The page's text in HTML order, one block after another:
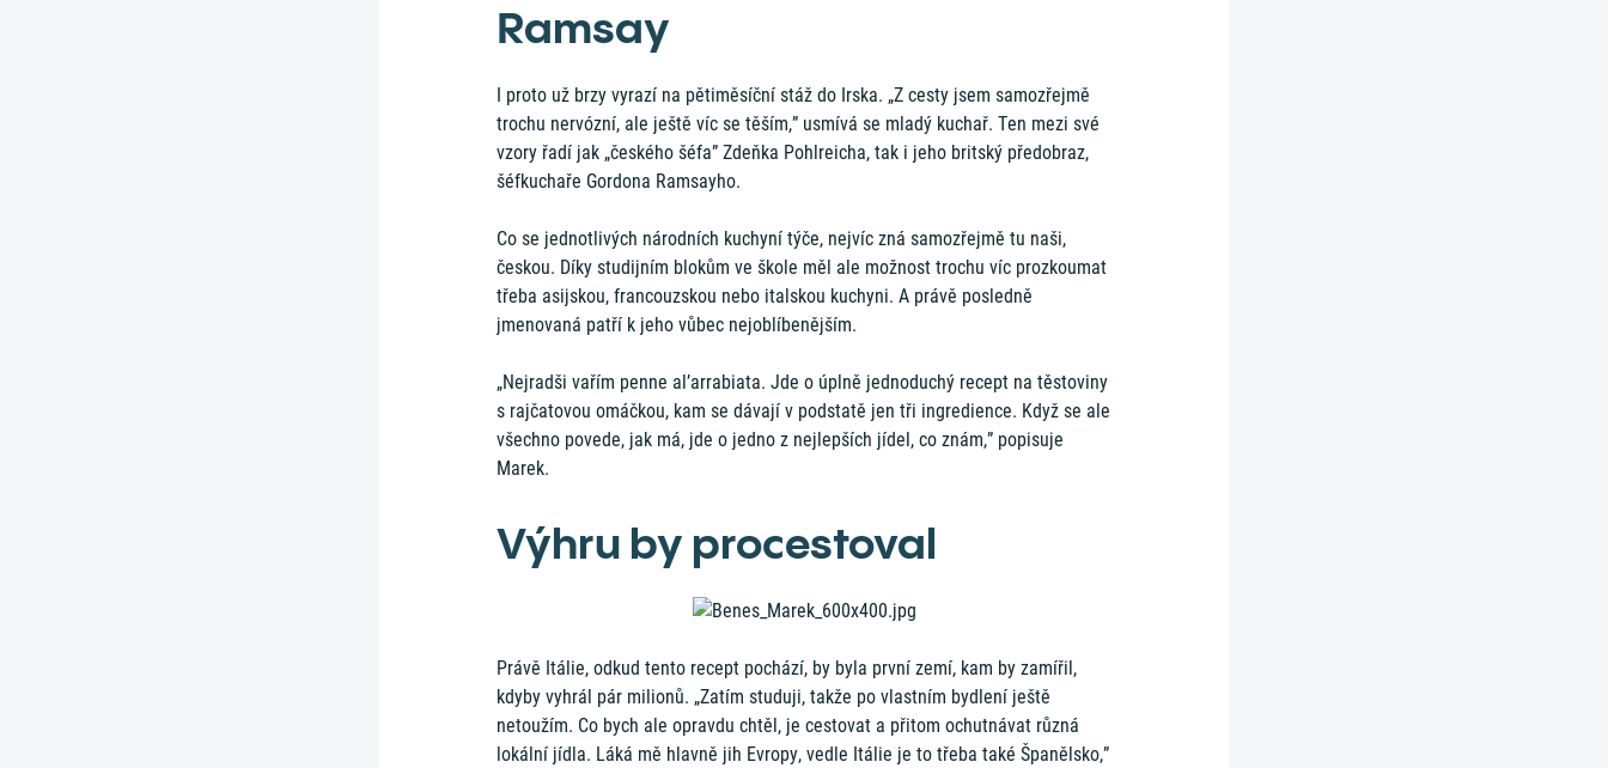
Ramsay
I proto už brzy vyrazí na pětiměsíční stáž do Irska. „Z cesty jsem samozřejmě
trochu nervózní, ale ještě víc se těším,” usmívá se mladý kuchař. Ten mezi své
vzory řadí jak „českého šéfa” Zdeňka Pohlreicha, tak i jeho britský předobraz,
šéfkuchaře Gordona Ramsayho.
Co se jednotlivých národních kuchyní týče, nejvíc zná samozřejmě tu naši,
českou. Díky studijním blokům ve škole měl ale možnost trochu víc prozkoumat
třeba asijskou, francouzskou nebo italskou kuchyni. A právě posledně
jmenovaná patří k jeho vůbec nejoblíbenějším.
„Nejradši vařím penne al’arrabiata. Jde o úplně jednoduchý recept na těstoviny
s rajčatovou omáčkou, kam se dávají v podstatě jen tři ingredience. Když se ale
všechno povede, jak má, jde o jedno z nejlepších jídel, co znám,” popisuje
Marek.
Výhru by procestoval
Právě Itálie, odkud tento recept pochází, by byla první zemí, kam by zamířil,
kdyby vyhrál pár milionů. „Zatím studuji, takže po vlastním bydlení ještě
netoužím. Co bych ale opravdu chtěl, je cestovat a přitom ochutnávat různá
lokální jídla. Láká mě hlavně jih Evropy, vedle Itálie je to třeba také Španělsko,”